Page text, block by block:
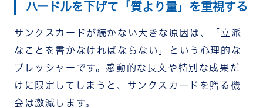
ハードルを下げて「質より量」を重視する
サンクスカードが続かない大きな原因は、「立派
なことを書かなければならない」という心理的な
プレッシャーです。感動的な長文や特別な成果だ
けに限定してしまうと、サンクスカードを贈る機
会は激減します。